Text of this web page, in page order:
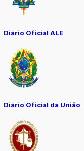
Diário Oficial ALE
Diário Oficial da União